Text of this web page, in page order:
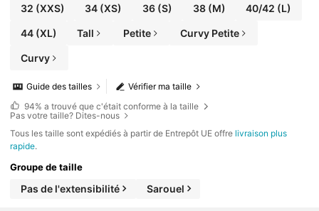
32 (XXS) 34 (XS) 36(S) 38(M) 40/42 (L)
44(XL) Tall Petite Curvy Petite
Curvy
Vérifier ma taille
Guide des tailles
94% a trouvé que c'était conforme à la taille
Pas votre taille? Dites-nous
Tous les taille sont expédiés à partir de Entrepôt UE offre livraison plus
rapide.
Groupe de taille
Pas de l'extensibilité Sarouel